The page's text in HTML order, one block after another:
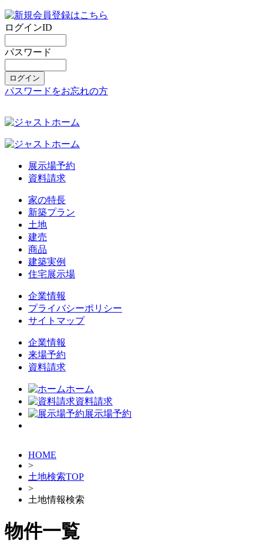
ログインID
パスワード
パスワードをお忘れの方
展示場予約
資料請求
家の特長
新築プラン
土地
建売
商品
建築実例
住宅展示場
企業情報
プライバシーポリシー
サイトマップ
企業情報
来場予約
資料請求
ホーム
資料請求
展示場予約
HOME
>
土地検索TOP
>
土地情報検索
物件一覧